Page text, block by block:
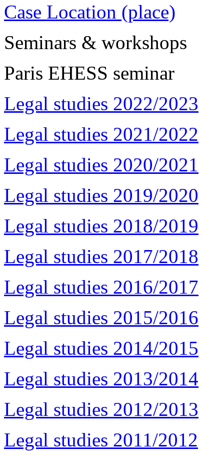
Case Location (place)
Seminars & workshops
Paris EHESS seminar
Legal studies 2022/2023
Legal studies 2021/2022
Legal studies 2020/2021
Legal studies 2019/2020
Legal studies 2018/2019
Legal studies 2017/2018
Legal studies 2016/2017
Legal studies 2015/2016
Legal studies 2014/2015
Legal studies 2013/2014
Legal studies 2012/2013
Legal studies 2011/2012